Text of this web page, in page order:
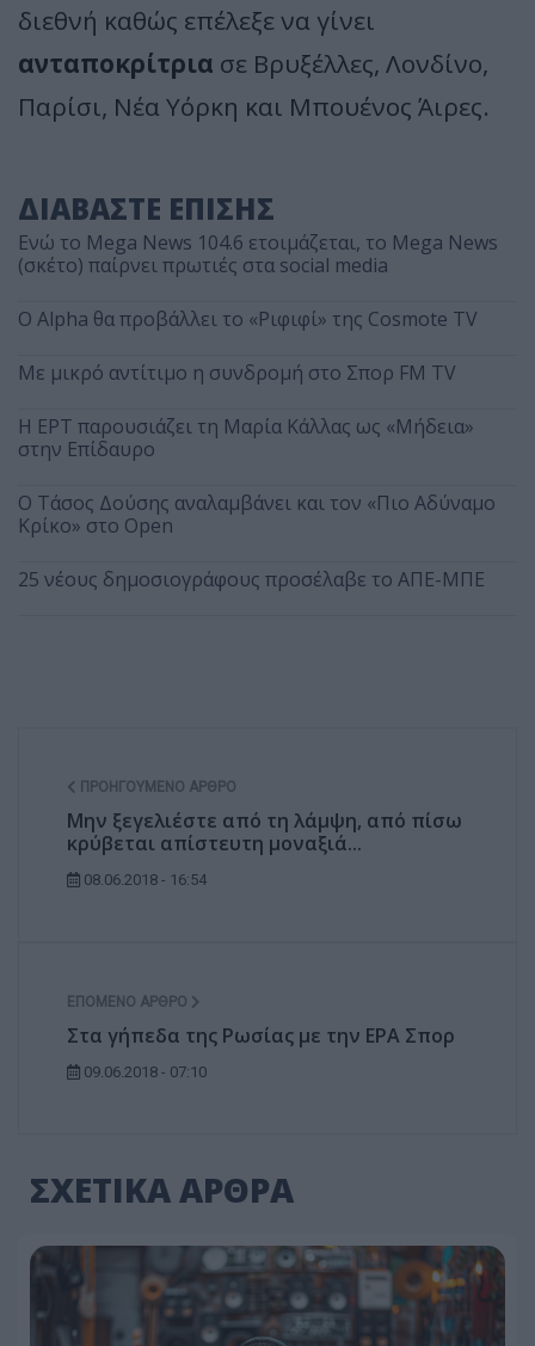
διεθνή καθώς επέλεξε να γίνει
ανταποκρίτρια σε Βρυξέλλες, Λονδίνο,
Παρίσι, Νέα Υόρκη και Μπουένος Άιρες.
ΔΙΑΒΑΣΤΕ ΕΠΙΣΗΣ
Ενώ το Mega News 104.6 ετοιμάζεται, το Mega News
(σκέτο) παίρνει πρωτιές στα social media
Ο Alpha θα προβάλλει το «Ριφιφί» της Cosmote TV
Με μικρό αντίτιμο η συνδρομή στο Σπορ FM TV
Η ΕΡΤ παρουσιάζει τη Μαρία Κάλλας ως «Μήδεια»
στην Επίδαυρο
Ο Τάσος Δούσης αναλαμβάνει και τον «Πιο Αδύναμο
Κρίκο» στο Open
25 νέους δημοσιογράφους προσέλαβε το ΑΠΕ-ΜΠΕ
ΠΡΟΗΓΟΎΜΕΝΟ ΆΡΘΡΟ
Μην ξεγελιέστε από τη λάμψη, από πίσω
κρύβεται απίστευτη μοναξιά...
08.06.2018 - 16:54
ΕΠΌΜΕΝΟ ΆΡΘΡΟ
Στα γήπεδα της Ρωσίας με την ΕΡΑ Σπορ
09.06.2018 - 07:10
ΣΧΕΤΙΚΑ ΑΡΘΡΑ